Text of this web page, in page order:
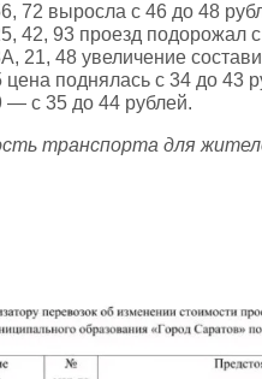
72 выросла с 46 до 48
42, 93 проезд подорожал с
21, 48 увеличение
поднялась с 34 до 43
с 35 до 44 рублей.
транспорта для